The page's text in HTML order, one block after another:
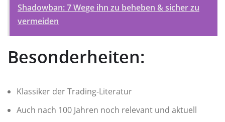
Shadowban: 7 Wege ihn zu beheben & sicher zu
vermeiden
Besonderheiten:
Klassiker der Trading-Literatur
Auch nach 100 Jahren noch relevant und aktuell